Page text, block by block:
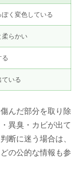
く変色している
柔らかい
る
ている
んだ部分を取り除
異臭・カビが出て
断に迷う場合は、
の公的な情報も参